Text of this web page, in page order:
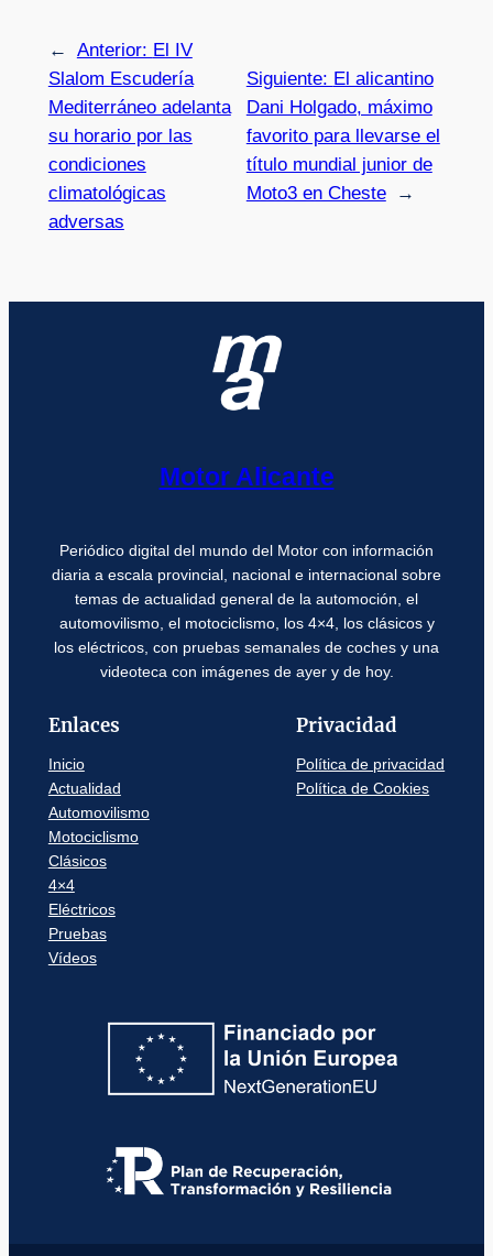
← Anterior: El IV
Slalom Escudería
Mediterráneo adelanta
su horario por las
condiciones
climatológicas
adversas
Siguiente: El alicantino
Dani Holgado, máximo
favorito para llevarse el
título mundial junior de
Moto3 en Cheste
→
Motor Alicante
Periódico digital del mundo del Motor con información
diaria a escala provincial, nacional e internacional sobre
temas de actualidad general de la automoción, el
automovilismo, el motociclismo, los 4×4, los clásicos y
los eléctricos, con pruebas semanales de coches y una
videoteca con imágenes de ayer y de hoy.
Enlaces
Inicio
Actualidad
Automovilismo
Motociclismo
Clásicos
4×4
Eléctricos
Pruebas
Vídeos
Privacidad
Política de privacidad
Política de Cookies